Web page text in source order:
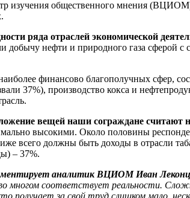
изучения общественного мнения (ВЦИОМ)
ряда отраслей экономической
добычу нефти и природного газа сферой с
финансово благополучных сфер,
37%), производство кокса и
вещей наши сограждане считают
высокими. Около половины
всего должны быть доходы в отрасли
– 37%.
аналитик ВЦИОМ Иван
многом соответствует реальности.
получает за свой труд слишком мало,